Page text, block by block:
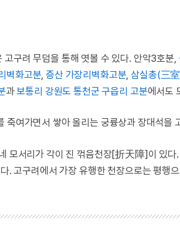
구려 무덤을 통해 엿볼 수 있다. 안악3호분,
벽화고분 ,증산 가장리벽화고분 ,삼실총(三
과보통리 강원도 통천군 구읍리 고분에서도
죽여가면서 쌓아 올리는 궁륭상과 장대석을
모서리가 각이 진 꺾음천장[折天障]이 있
. 고구려에서 가장 유행한 천장으로는 평행